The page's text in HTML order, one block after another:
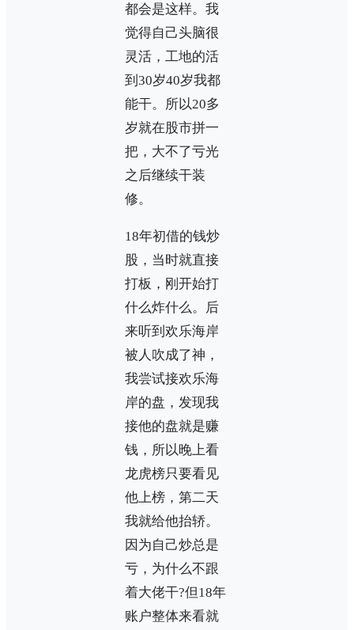
都会是这样。我
觉得自己头脑很
灵活，工地的活
到30岁40岁我都
能干。所以20多
岁就在股市拼一
把，大不了亏光
之后继续干装
修。
18年初借的钱炒
股，当时就直接
打板，刚开始打
什么炸什么。后
来听到欢乐海岸
被人吹成了神，
我尝试接欢乐海
岸的盘，发现我
接他的盘就是赚
钱，所以晚上看
龙虎榜只要看见
他上榜，第二天
我就给他抬轿。
因为自己炒总是
亏，为什么不跟
着大佬干?但18年
账户整体来看就